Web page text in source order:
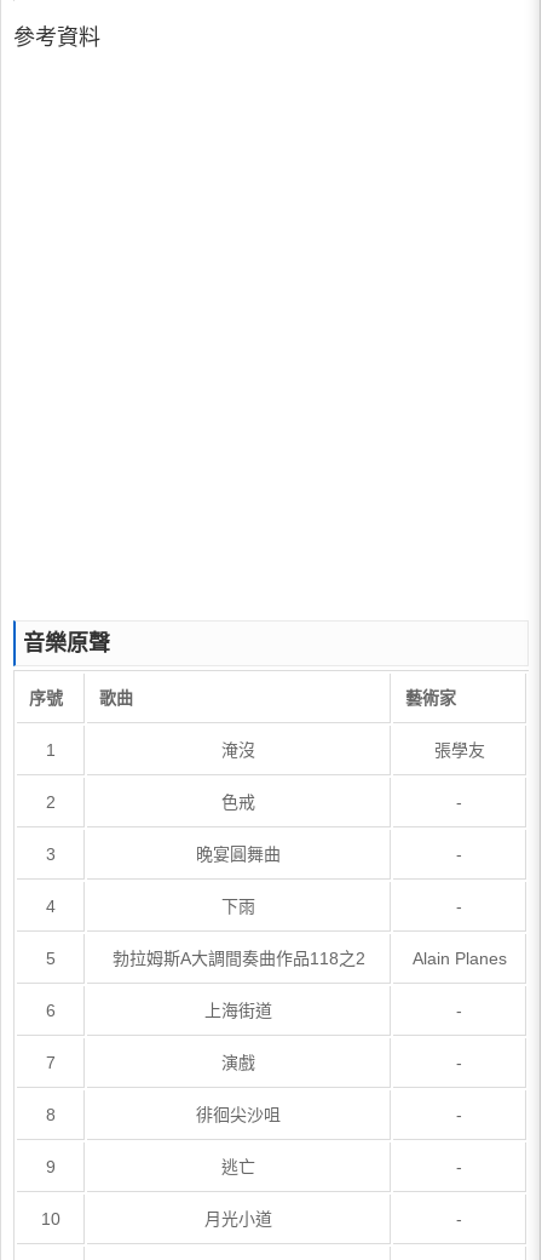
參考資料
音樂原聲
序號 歌曲 藝術家
1 淹沒 張學友
2 色戒 -
3 晚宴圓舞曲 -
4 下雨 -
5 勃拉姆斯A大調間奏曲作品118之2 Alain Planes
6 上海街道 -
7 演戲 -
8 徘徊尖沙咀 -
9 逃亡 -
10 月光小道 -